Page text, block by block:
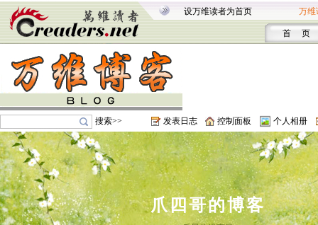
设万维读者为首页 万维
首 页
搜索>> 发表日志 控制面板 个人相册
爪四哥的博客